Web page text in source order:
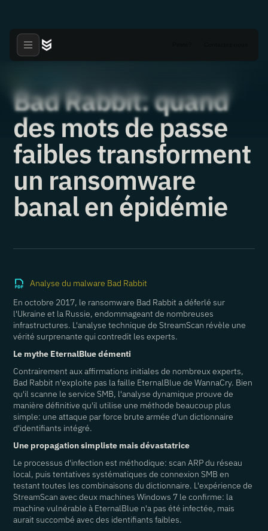
Bad Rabbit: quand
des mots de passe
faibles transforment
un ransomware
banal en épidémie
Analyse du malware Bad Rabbit
En octobre 2017, le ransomware Bad Rabbit a déferlé sur
l'Ukraine et la Russie, endommageant de nombreuses
infrastructures. L'analyse technique de StreamScan révèle une
vérité surprenante qui contredit les experts.
Le mythe EternalBlue démenti
Contrairement aux affirmations initiales de nombreux experts,
Bad Rabbit n'exploite pas la faille EternalBlue de WannaCry. Bien
qu'il scanne le service SMB, l'analyse dynamique prouve de
manière définitive qu'il utilise une méthode beaucoup plus
simple: une attaque par force brute armée d'un dictionnaire
d'identifiants intégré.
Une propagation simpliste mais dévastatrice
Le processus d'infection est méthodique: scan ARP du réseau
local, puis tentatives systématiques de connexion SMB en
testant toutes les combinaisons du dictionnaire. L'expérience de
StreamScan avec deux machines Windows 7 le confirme: la
machine vulnérable à EternalBlue n'a pas été infectée, mais
aurait succombé avec des identifiants faibles.